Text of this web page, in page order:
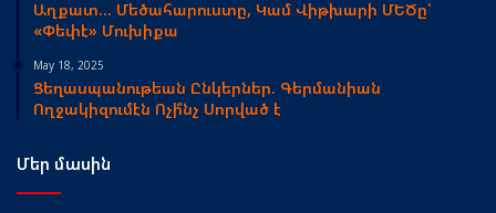
Աղքատ… Մեծահարուստը, Կամ Վիթխարի ՄԵԾը՝
«Փեփէ» Մուխիքա
May 18, 2025
Ցեղասպանութեան Ընկերներ. Գերմանիան
Ողջակիզումէն Ոչի՞նչ Սորված է
Մեր մասին